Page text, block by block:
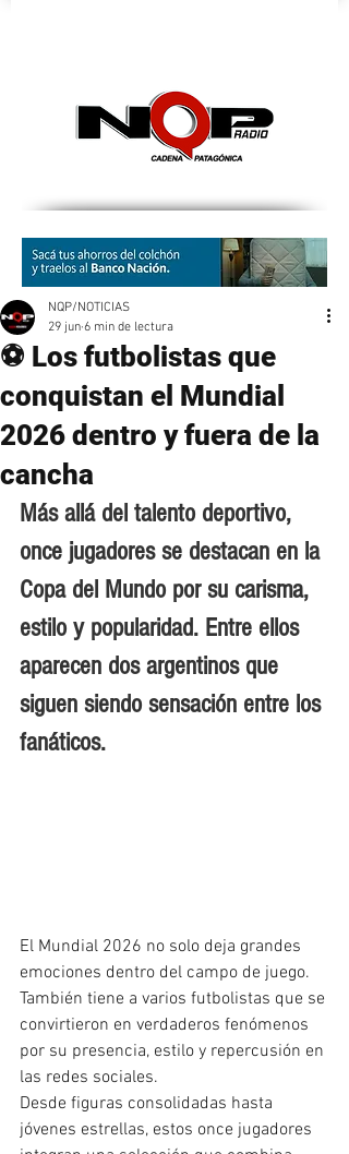
⚽ Los futbolistas que
conquistan el Mundial
2026 dentro y fuera de la
cancha
NQP/NOTICIAS
29 jun 6 min de lectura
Más allá del talento deportivo,
once jugadores se destacan en la
Copa del Mundo por su carisma,
estilo y popularidad. Entre ellos
aparecen dos argentinos que
siguen siendo sensación entre los
fanáticos.
El Mundial 2026 no solo deja grandes
emociones dentro del campo de juego.
También tiene a varios futbolistas que se
convirtieron en verdaderos fenómenos
por su presencia, estilo y repercusión en
las redes sociales.
Desde figuras consolidadas hasta
jóvenes estrellas, estos once jugadores